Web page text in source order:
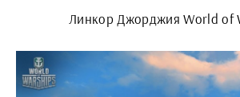
Линкор Джорджия World of